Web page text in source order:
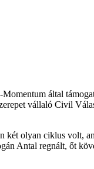
által
vállaló Civil
két olyan ciklus
Antal regnált, őt